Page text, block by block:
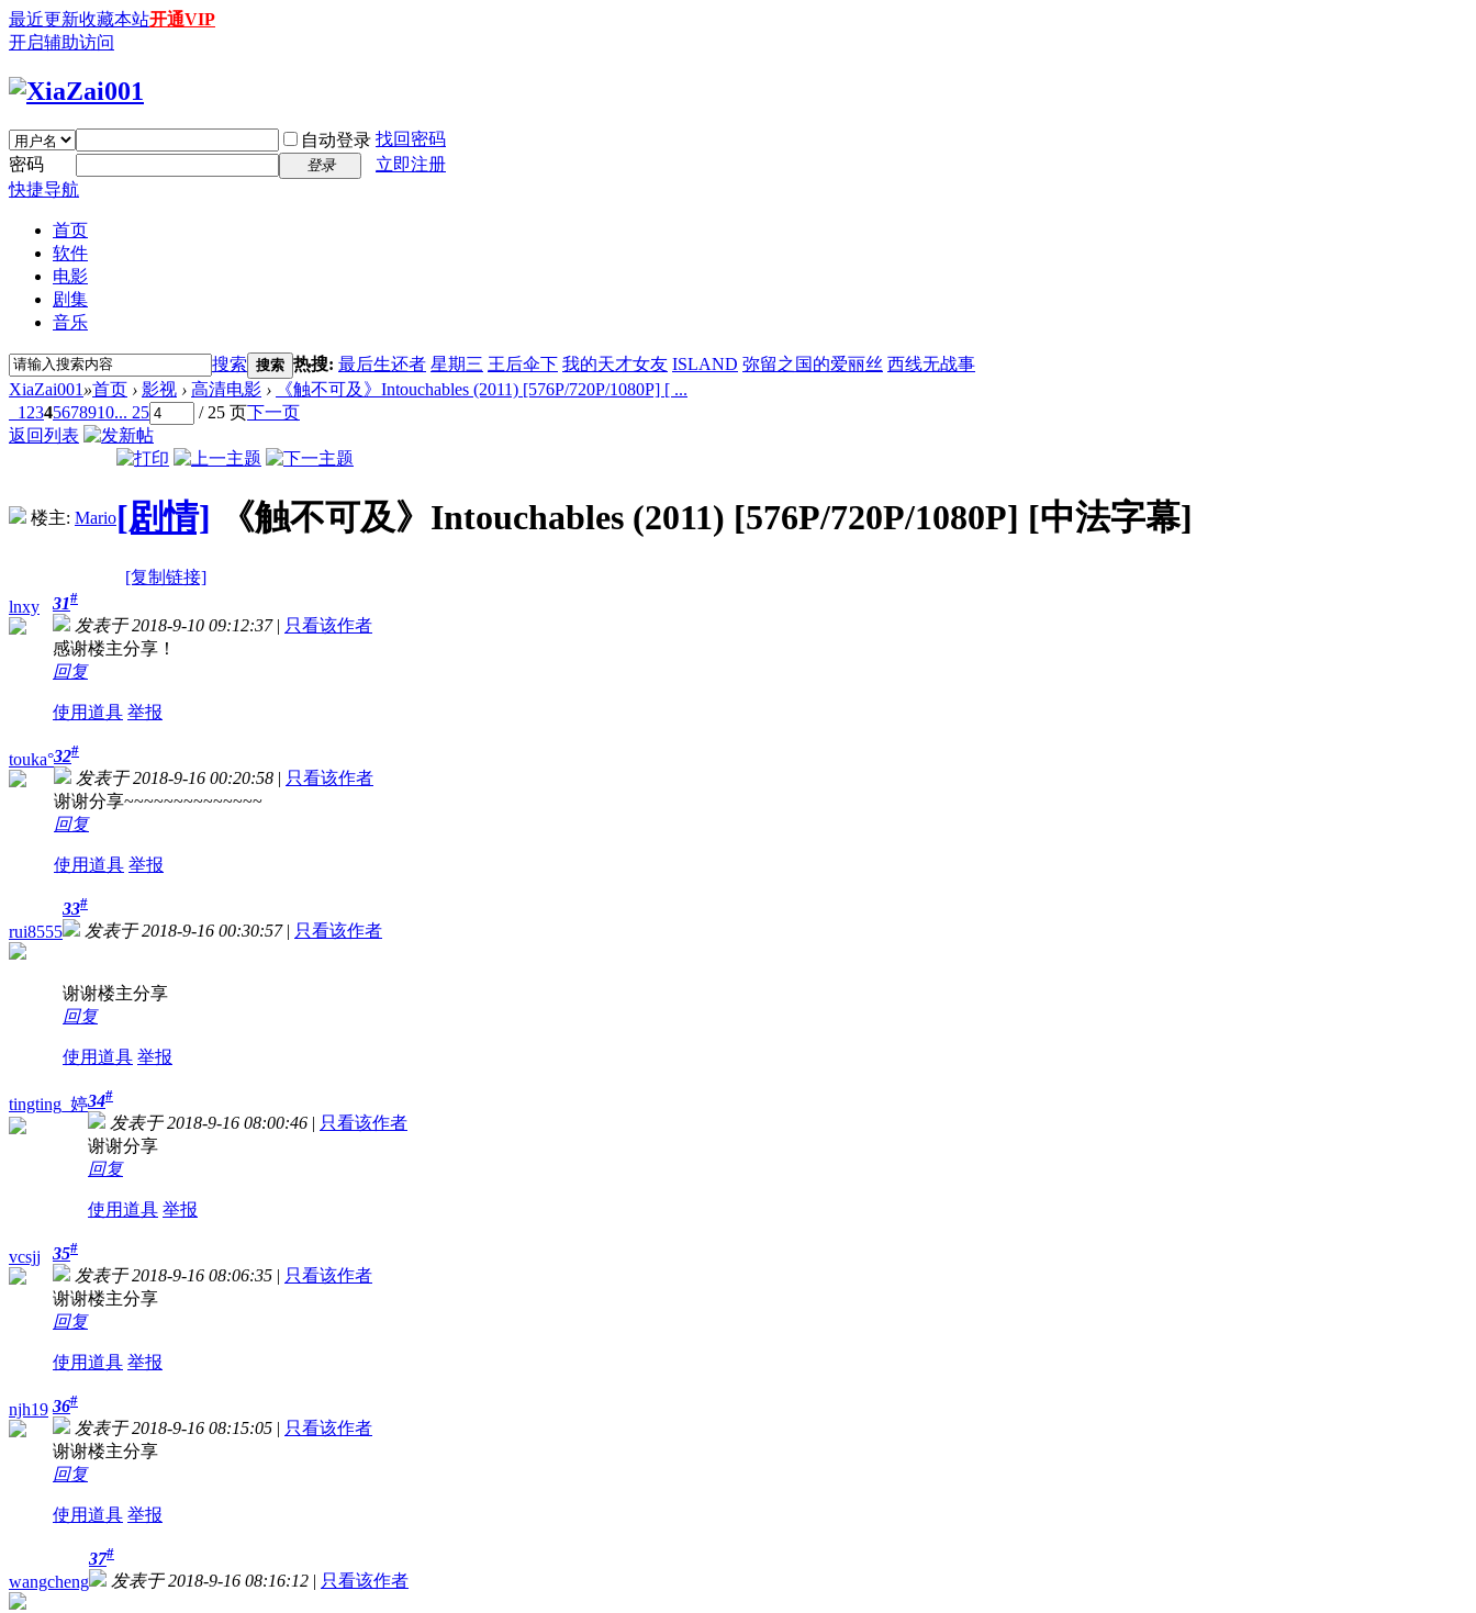
最近更新收藏本站开通VIP
开启辅助访问
自动登录 找回密码
密码
登录
立即注册
快捷导航
首页
软件
电影
剧集
音乐
搜索 搜索 热搜: 最后生还者 星期三 王后伞下 我的天才女友 ISLAND 弥留之国的爱丽丝 西线无战事
XiaZai001 »首页 › 影视 › 高清电影 ›
《触不可及》Intouchables (2011) [576P/720P/1080P] [ ...
1 2345678910... 25 / 25 页下一页
返回列表
楼主: Mario[剧情] 《触不可及》Intouchables (2011) [576P/720P/1080P] [中法字幕]
[复制链接]
lnxy
31#
发表于 2018-9-10 09:12:37 | 只看该作者
感谢楼主分享！
回复
使用道具 举报
touka°32#
发表于 2018-9-16 00:20:58 | 只看该作者
谢谢分享~~~~~~~~~~~~~~
回复
使用道具 举报
rui8555
33#
发表于 2018-9-16 00:30:57 | 只看该作者
谢谢楼主分享
回复
使用道具 举报
tingting_婷34#
发表于 2018-9-16 08:00:46 | 只看该作者
谢谢分享
回复
使用道具 举报
vcsjj 35#
发表于 2018-9-16 08:06:35 | 只看该作者
谢谢楼主分享
回复
使用道具 举报
njh19 36#
发表于 2018-9-16 08:15:05 | 只看该作者
谢谢楼主分享
回复
使用道具 举报
wangcheng
37#
发表于 2018-9-16 08:16:12 | 只看该作者